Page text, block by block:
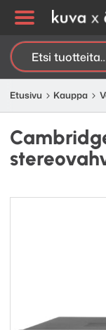
Etsi:
Etusivu Kauppa
Edellinen